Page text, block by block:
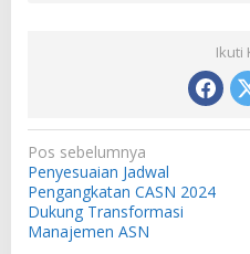
Ikuti
N
a
v
i
Pos sebelumnya
Penyesuaian Jadwal
Pengangkatan CASN 2024
Dukung Transformasi
Manajemen ASN